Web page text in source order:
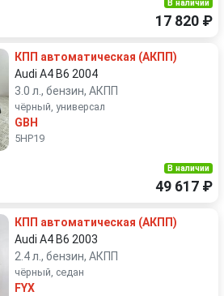
Щеткодержатель (поводок стеклоочистителя) передний
В наличии
17 820 ₽
КПП автоматическая (АКПП)
Audi A4 B6 2004
3.0 л., бензин, АКПП
чёрный, универсал
GBH
5HP19
В наличии
49 617 ₽
КПП автоматическая (АКПП)
Audi A4 B6 2003
2.4 л., бензин, АКПП
чёрный, седан
FYX